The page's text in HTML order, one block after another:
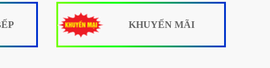
KHUYẾN MÃI